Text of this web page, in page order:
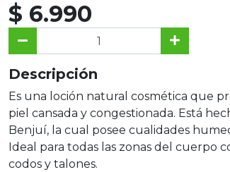
$ 6.990
Descripción
Es una loción natural cosmética que
piel cansada y congestionada. Está
Benjuí, la cual posee cualidades
Ideal para todas las zonas del cuerpo
codos y talones.